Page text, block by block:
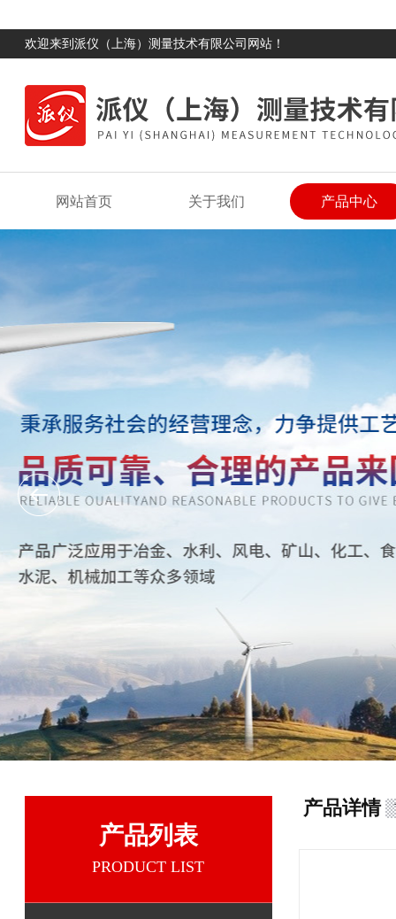
欢迎来到派仪（上海）测量技术有限公司网站！
网站首页 关于我们 产品中心
产品列表
PRODUCT LIST
产品详情